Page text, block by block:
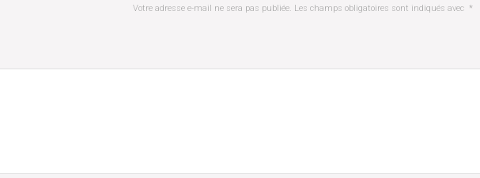
Votre adresse e-mail ne sera pas publiée. Les champs obligatoires sont indiqués avec *